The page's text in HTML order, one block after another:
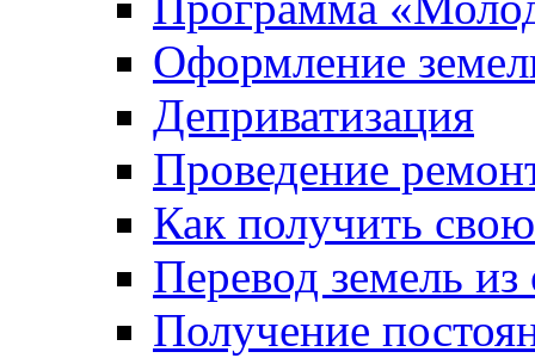
Оформление
Деприватизация
Проведение
Как получить
Перевод земель
Получение